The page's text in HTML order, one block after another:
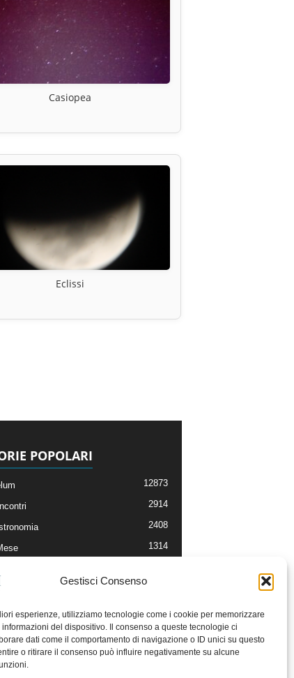
Gestisci Consenso
esperienze, utilizziamo tecnologie come i cookie per memorizzare
del dispositivo. Il consenso a queste tecnologie ci
dati come il comportamento di navigazione o ID unici su questo
o ritirare il consenso può influire negativamente su alcune
Casiopea
Eclissi
POPOLARI
12873
2914
2408
1314
On-Line
Redazione